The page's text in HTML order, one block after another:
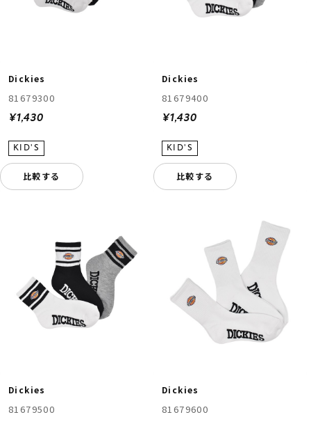
Dickies
81679300
¥1,430
比較する
Dickies
81679400
¥1,430
比較する
Dickies
81679500
Dickies
81679600